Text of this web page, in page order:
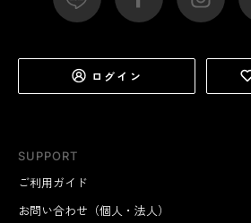
SUPPORT
ご利用ガイド
お問い合わせ（個人・法人）
ログイン